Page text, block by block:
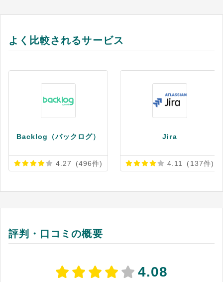
で、実際の就労時間にもとづく正確な工数管理が
よく比較されるサービス
Backlog（バックログ）
4.27 (496件)
Jira
4.11 (137件)
評判・口コミの概要
4.08